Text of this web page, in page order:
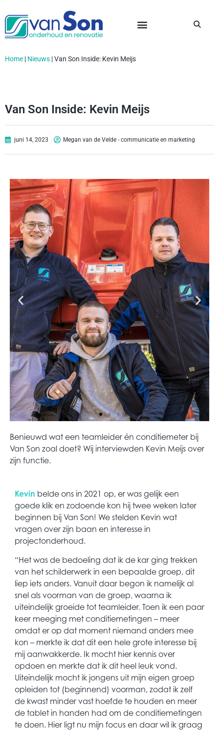
Home | Nieuws |Van Son Inside: Kevin Meijs
Van Son Inside: Kevin Meijs
juni 14, 2023 Megan van de Velde - communicatie en marketing
Benieuwd wat een teamleider én conditiemeter bij
Van Son zoal doet? Wij interviewden Kevin Meijs over
zijn functie.
Kevin belde ons in 2021 op, er was gelijk een
goede klik en zodoende kon hij twee weken later
beginnen bij Van Son! We stelden Kevin wat
vragen over zijn baan en interesse in
projectonderhoud.
“Het was de bedoeling dat ik de kar ging trekken
van het schilderwerk in een bepaalde groep, dit
liep iets anders. Vanuit daar begon ik namelijk al
snel als voorman van de groep, waarna ik
uiteindelijk groeide tot teamleider. Toen ik een paar
keer meeging met conditiemetingen – meer
omdat er op dat moment niemand anders mee
kon – merkte ik dat dit een hele grote interesse bij
mij aanwakkerde. Ik mocht hier kennis over
opdoen en merkte dat ik dit heel leuk vond.
Uiteindelijk mocht ik jongens uit mijn eigen groep
opleiden tot (beginnend) voorman, zodat ik zelf
de kwast minder vast hoefde te houden en meer
de tablet in handen had om de conditiemetingen
te doen. Hier ligt nu mijn focus en daar wil ik graag